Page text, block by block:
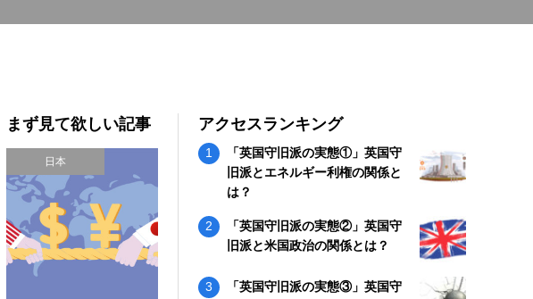
まず見て欲しい記事
日本
アクセスランキング
「英国守旧派の実態①」英国守
旧派とエネルギー利権の関係と
は？
「英国守旧派の実態②」英国守
旧派と米国政治の関係とは？
「英国守旧派の実態③」英国守